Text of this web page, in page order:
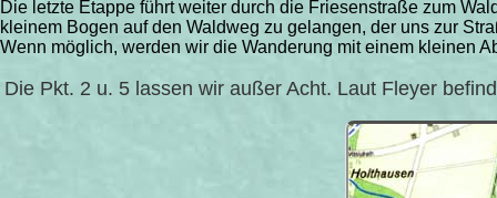
Die letzte Etappe führt weiter durch die Friesenstraße zum
kleinem Bogen auf den Waldweg zu gelangen, der uns zur
Wenn möglich, werden wir die Wanderung mit einem kleinen
Die Pkt. 2 u. 5 lassen wir außer Acht. Laut Fleyer